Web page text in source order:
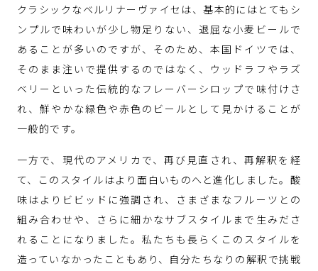
クラシックなベルリナーヴァイセは、基本的にはとてもシ
ンプルで味わいが少し物足りない、退屈な小麦ビールで
あることが多いのですが、そのため、本国ドイツでは、
そのまま注いで提供するのではなく、ウッドラフやラズ
ベリーといった伝統的なフレーバーシロップで味付けさ
れ、鮮やかな緑色や赤色のビールとして見かけることが
一般的です。
一方で、現代のアメリカで、再び見直され、再解釈を経
て、このスタイルはより面白いものへと進化しました。酸
味はよりビビッドに強調され、さまざまなフルーツとの
組み合わせや、さらに細かなサブスタイルまで生みださ
れることになりました。私たちも長らくこのスタイルを
造っていなかったこともあり、自分たちなりの解釈で挑戦